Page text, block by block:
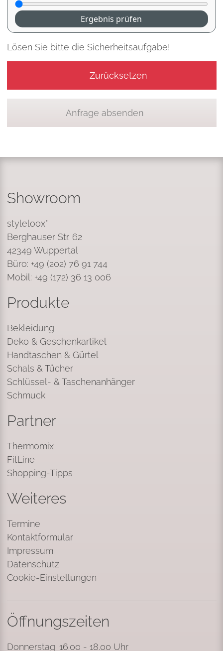
Ergebnis prüfen
Lösen Sie bitte die Sicherheitsaufgabe!
Zurücksetzen
Anfrage absenden
Showroom
styleloox*
Berghauser Str. 62
42349 Wuppertal
Büro: +49 (202) 76 91 744
Mobil: +49 (172) 36 13 006
Produkte
Bekleidung
Deko & Geschenkartikel
Handtaschen & Gürtel
Schals & Tücher
Schlüssel- & Taschenanhänger
Schmuck
Partner
Thermomix
FitLine
Shopping-Tipps
Weiteres
Termine
Kontaktformular
Impressum
Datenschutz
Cookie-Einstellungen
Öffnungszeiten
Donnerstag: 16.00 - 18.00 Uhr